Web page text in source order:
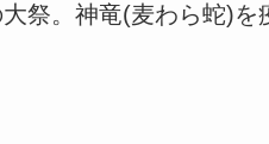
祭。神竜(麦わら蛇)を